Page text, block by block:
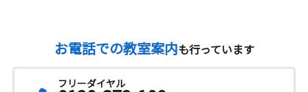
お電話での教室案内も行っています
フリーダイヤル